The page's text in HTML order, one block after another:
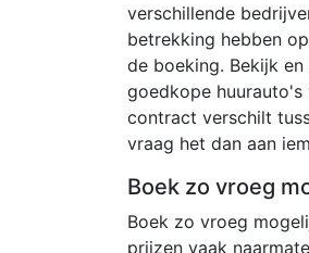
verschillende
betrekking hebben
de boeking. Bekijk
goedkope huurauto's
contract verschilt
vraag het dan aan
Boek zo vroeg
Boek zo vroeg
prijzen vaak